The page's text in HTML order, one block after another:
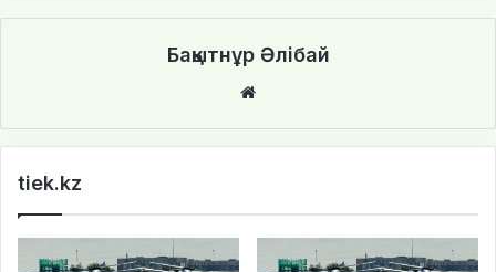
Бақытнұр Әлібай
te
tiek.kz